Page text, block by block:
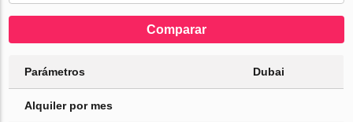
Comparar
Parámetros Dubai
Alquiler por mes